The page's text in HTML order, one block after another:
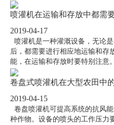
喷灌机在运输和存放中都需
2019-04-17
喷灌机是一种灌溉设备，无论
后，都需要进行相应地运输和存
能，在运输和存放时要特别注意。
卷盘式喷灌机在大型农田中
2019-04-15
卷盘喷灌机可提高系统的抗风
种作物。设备的喷头的工作压力